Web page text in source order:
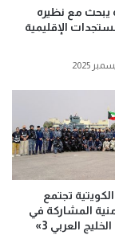
يبحث مع نظيره
الإقليمية
تجتمع
المشاركة في
العربي 3»